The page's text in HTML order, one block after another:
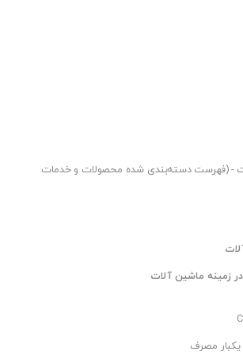
- (فهرست دسته‌بندی شده محصولات و خدمات
زمینه ماشین آلات
مصرف